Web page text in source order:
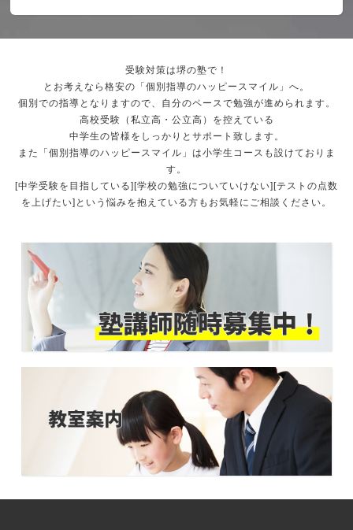
受験対策は堺の塾で！
とお考えなら格安の「個別指導のハッピースマイル」へ。
個別での指導となりますので、自分のペースで勉強が進められます。
高校受験（私立高・公立高）を控えている
中学生の皆様をしっかりとサポート致します。
また「個別指導のハッピースマイル」は小学生コースも設けておりま
す。
[中学受験を目指している][学校の勉強についていけない][テストの点数
を上げたい]という悩みを抱えている方もお気軽にご相談ください。